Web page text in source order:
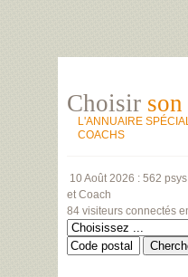
Choisir
L'ANNUAIRE
COACHS
10 Août 2026 : 562
et Coach
84 visiteurs connectés